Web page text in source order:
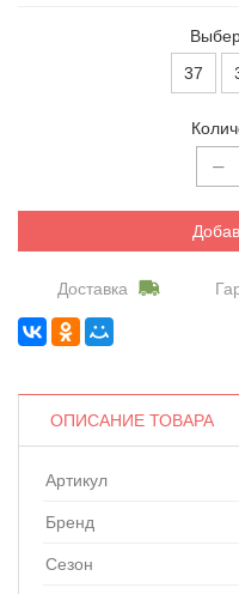
37
Доставка
ОПИСАНИЕ ТОВАРА
Артикул
Бренд
Сезон